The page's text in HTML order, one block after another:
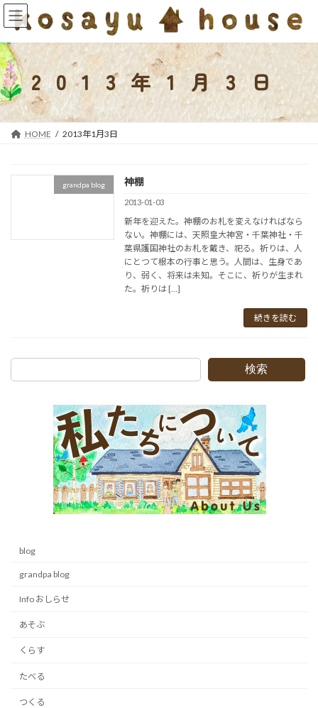
コ
ン
ン
ツ
へ
ス
キ
ッ
ナ
ビ
ー
シ
ョ
ン
に
移
2013年1月3日
HOME 2013年1月3日
grandpa blog 神棚
2013-01-03
新年を迎えた。神棚のお札を変えなければなら
ない。神棚には、天照皇大神宮・千葉神社・千
葉県護国神社のお札を戴き、祀る。祈りは、人
にとつて根本の行事と思う。人間は、生身であ
り、弱く、将来は未知。そこに、祈りが生まれ
た。祈りは […]
続きを読む
検索
blog
grandpa blog
Info おしらせ
あそぶ
くらす
たべる
つくる